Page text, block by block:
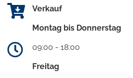
Verkauf
Montag bis Donnerstag
09:00 - 18:00
Freitag